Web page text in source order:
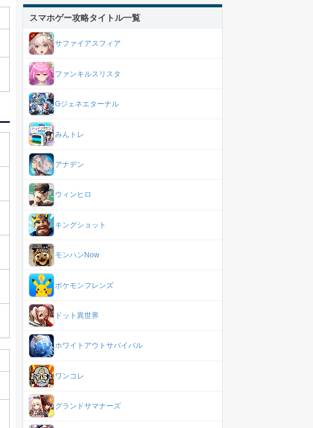
スマホゲー攻略タイトル一覧
サファイアスフィア
ファンキルスリスタ
Gジェネエターナル
みんトレ
アナデン
ウィンヒロ
キングショット
モンハンNow
ポケモンフレンズ
ドット異世界
ホワイトアウトサバイバル
ワンコレ
グランドサマナーズ